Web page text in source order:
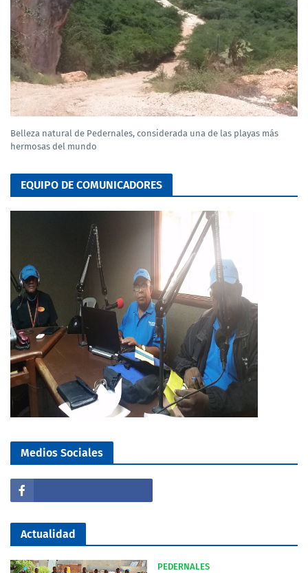
Belleza natural de Pedernales, considerada una de las playas más
hermosas del mundo
EQUIPO DE COMUNICADORES
Medios Sociales
Actualidad
PEDERNALES